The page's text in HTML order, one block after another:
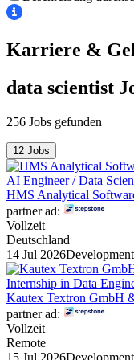
Karriere &
data scientist
256 Jobs gefunden
12 Jobs
AI Engineer / Data
HMS Analytical
partner ad:
Vollzeit
Deutschland
14 Jul 2026
Internship in Data
Kautex Textron GmbH
partner ad:
Vollzeit
Remote
15 Jul 2026